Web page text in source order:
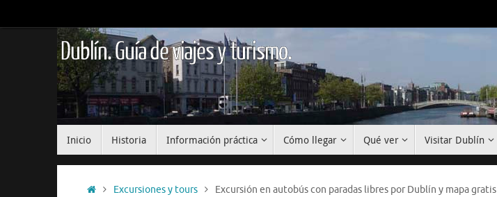
al
Dublín. Guía de viajes y turismo.
Inicio Historia Información práctica Cómo llegar Qué ver Visitar Dublín
InicioExcursiones y tours Excursión en autobús con paradas libres por Dublín y mapa gratis